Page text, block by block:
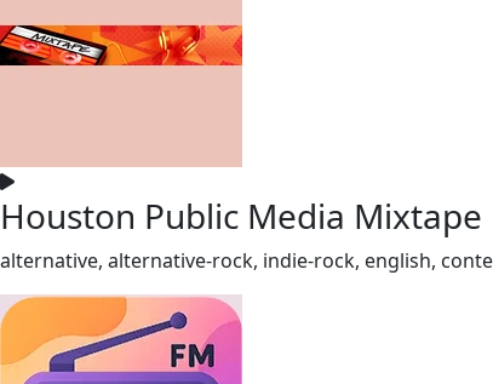
Houston Public Media Mixtape
alternative, alternative-rock, indie-rock, english,